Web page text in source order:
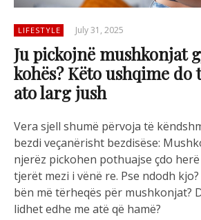
LIFESTYLE July 31, 2025
Ju pickojnë mushkonjat
kohës? Këto ushqime do
ato larg jush
Vera sjell shumë përvoja të
bezdi veçanërisht bezdisëse:
njerëz pickohen pothuajse çdo
tjerët mezi i vënë re. Pse ndodh
bën më tërheqës për mushkonjat?
lidhet edhe me atë që hamë?